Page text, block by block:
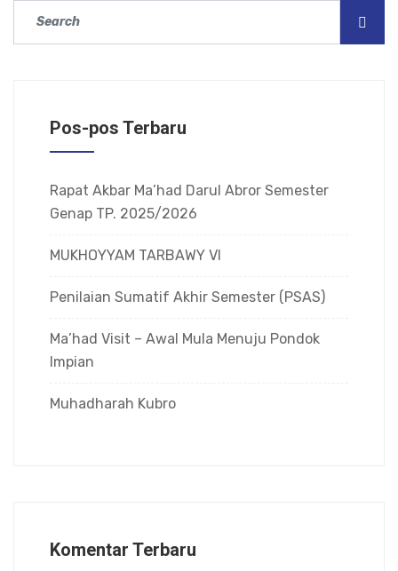
Pos-pos Terbaru
Rapat Akbar Ma’had Darul Abror Semester
Genap TP. 2025/2026
MUKHOYYAM TARBAWY VI
Penilaian Sumatif Akhir Semester (PSAS)
Ma’had Visit – Awal Mula Menuju Pondok
Impian
Muhadharah Kubro
Komentar Terbaru